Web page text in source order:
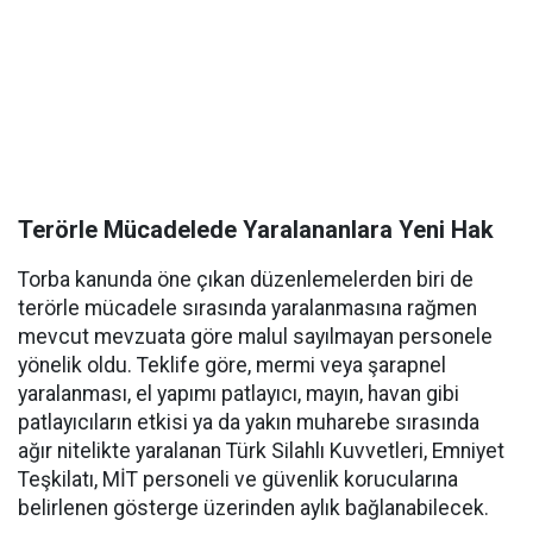
Terörle Mücadelede Yaralananlara Yeni Hak
Torba kanunda öne çıkan düzenlemelerden biri de
terörle mücadele sırasında yaralanmasına rağmen
mevcut mevzuata göre malul sayılmayan personele
yönelik oldu. Teklife göre, mermi veya şarapnel
yaralanması, el yapımı patlayıcı, mayın, havan gibi
patlayıcıların etkisi ya da yakın muharebe sırasında
ağır nitelikte yaralanan Türk Silahlı Kuvvetleri, Emniyet
Teşkilatı, MİT personeli ve güvenlik korucularına
belirlenen gösterge üzerinden aylık bağlanabilecek.